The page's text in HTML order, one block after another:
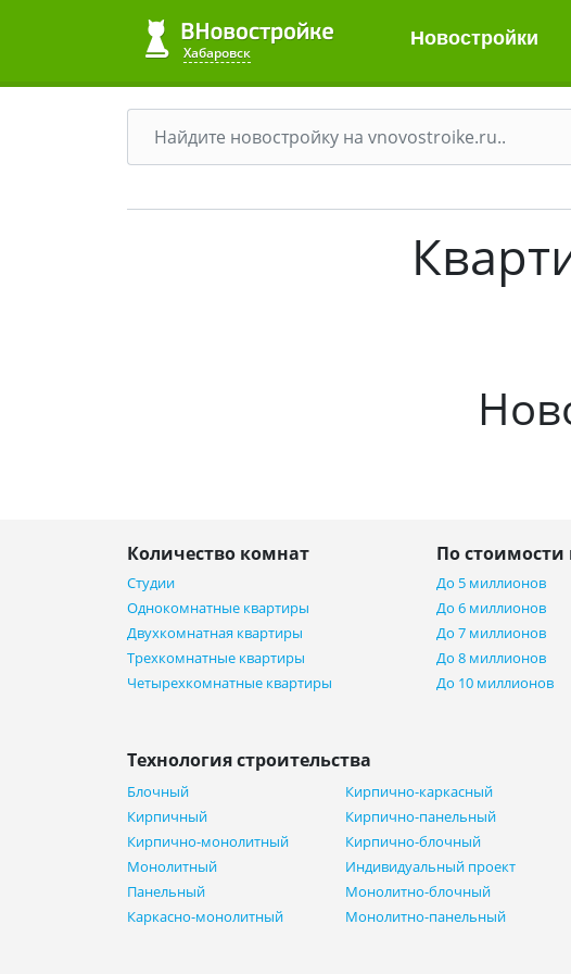
Хабаровск
Новостройки
Количество комнат
Студии
Однокомнатные квартиры
Двухкомнатная квартиры
Трехкомнатные квартиры
Четырехкомнатные квартиры
По стоимости
До 5 миллионов
До 6 миллионов
До 7 миллионов
До 8 миллионов
До 10 миллионов
Технология строительства
Блочный
Кирпичный
Кирпично-монолитный
Монолитный
Панельный
Каркасно-монолитный
Кирпично-каркасный
Кирпично-панельный
Кирпично-блочный
Индивидуальный проект
Монолитно-блочный
Монолитно-панельный